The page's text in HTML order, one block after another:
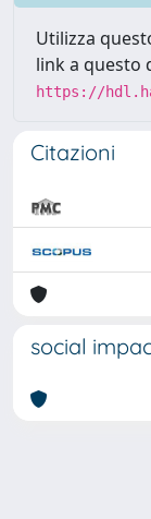
Utilizza
link a questo
https://
Citazioni
social